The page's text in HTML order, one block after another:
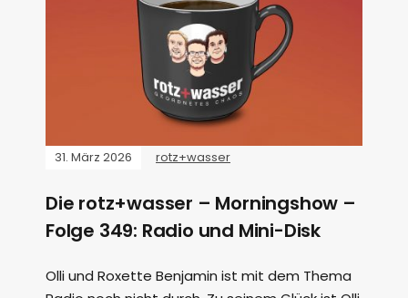
31. März 2026 rotz+wasser
Die rotz+wasser – Morningshow –
Folge 349: Radio und Mini-Disk
Olli und Roxette Benjamin ist mit dem Thema